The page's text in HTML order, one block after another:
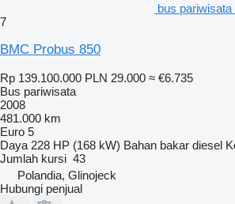
bus
7
BMC Probus 850
Rp 139.100.000 PLN 29.000 ≈ €6.735
Bus pariwisata
2008
481.000 km
Euro 5
Daya 228 HP (168 kW) Bahan bakar diesel
Jumlah kursi 43
Polandia, Glinojeck
Hubungi penjual